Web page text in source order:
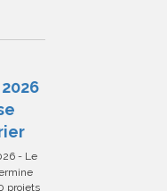
- Le
projets